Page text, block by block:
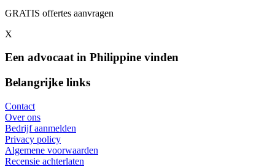
GRATIS offertes aanvragen
X
Een advocaat in Philippine vinden
Belangrijke links
Contact
Over ons
Bedrijf aanmelden
Privacy policy
Algemene voorwaarden
Recensie achterlaten